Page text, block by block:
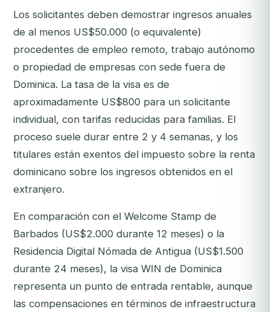
Los solicitantes deben demostrar ingresos anuales
de al menos US$50.000 (o equivalente)
procedentes de empleo remoto, trabajo autónomo
o propiedad de empresas con sede fuera de
Dominica. La tasa de la visa es de
aproximadamente US$800 para un solicitante
individual, con tarifas reducidas para familias. El
proceso suele durar entre 2 y 4 semanas, y los
titulares están exentos del impuesto sobre la renta
dominicano sobre los ingresos obtenidos en el
extranjero.
En comparación con el Welcome Stamp de
Barbados (US$2.000 durante 12 meses) o la
Residencia Digital Nómada de Antigua (US$1.500
durante 24 meses), la visa WIN de Dominica
representa un punto de entrada rentable, aunque
las compensaciones en términos de infraestructura